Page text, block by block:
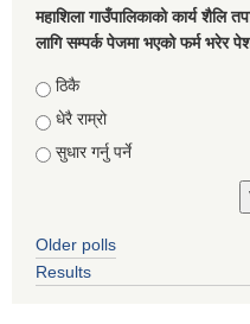
महाशिला गाउँपालिकाको कार्य शैलि
लागि सम्पर्क पेजमा भएको फर्म भरेर
Choices
ठिकै
धेरै राम्रो
सुधार गर्नु पर्ने
Older polls
Results